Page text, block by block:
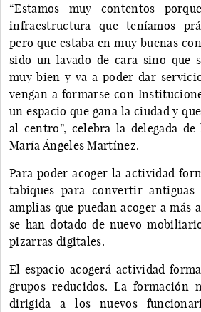
“Estamos muy contentos
infraestructura que teníamos
pero que estaba en muy buenas
sido un lavado de cara sino que
muy bien y va a poder dar
vengan a formarse con
un espacio que gana la ciudad y
al centro”, celebra la delegada de
María Ángeles Martínez.
Para poder acoger la actividad
tabiques para convertir antiguas
amplias que puedan acoger a más
se han dotado de nuevo
pizarras digitales.
El espacio acogerá actividad
grupos reducidos. La formación
dirigida a los nuevos